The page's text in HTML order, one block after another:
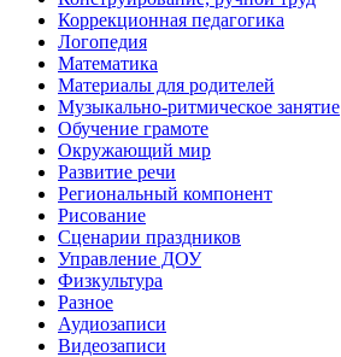
Коррекционная педагогика
Логопедия
Математика
Материалы для родителей
Музыкально-ритмическое занятие
Обучение грамоте
Окружающий мир
Развитие речи
Региональный компонент
Рисование
Сценарии праздников
Управление ДОУ
Физкультура
Разное
Аудиозаписи
Видеозаписи